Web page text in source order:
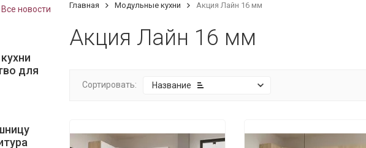
Главная Модульные кухни Акция Лайн 16 мм
Акция Лайн 16 мм
Сортировать: Название
Все новости
для